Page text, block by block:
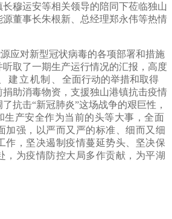
穆运安等相关领导的陪同下莅临独山
董事长朱根新、总经理郑永伟等热情
应对新型冠状病毒的各项部署和措施
取了一期生产运行情况的汇报，高度
建立机制、 全面行动的举措和取得
助消毒物资，支援独山港镇抗击疫情
抗击“新冠肺炎”这场战争的艰巨性，
生产安全作为当前的头等大事，全面
加强，以严而又严的标准、细而又细
作，坚决遏制疫情蔓延势头、坚决保
，为疫情防控大局多作贡献，为平湖